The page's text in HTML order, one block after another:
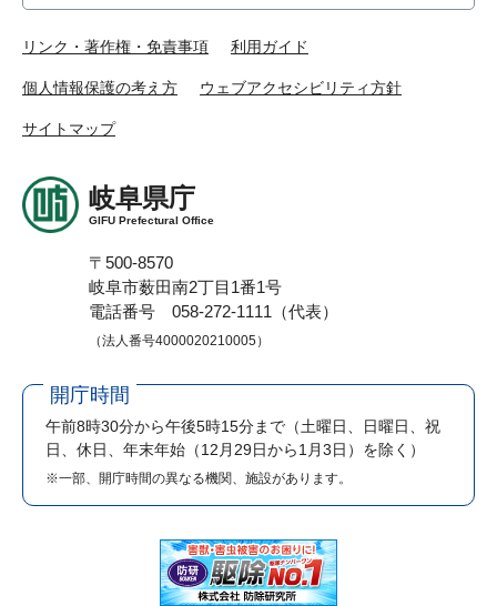
リンク・著作権・免責事項 利用ガイド
個人情報保護の考え方 ウェブアクセシビリティ方針
サイトマップ
岐阜県庁
GIFU Prefectural Office
〒500-8570
岐阜市薮田南2丁目1番1号
電話番号 058-272-1111（代表）
（法人番号4000020210005）
開庁時間
午前8時30分から午後5時15分まで （土曜日、日曜日、祝
日、休日、年末年始（12月29日から1月3日）を除く）
※一部、開庁時間の異なる機関、施設があります。